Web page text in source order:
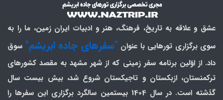
عشق و علاقه به تاریخ، فرهنگ، هنر و ادبیات ایران زمین، ما را به
سوی برگزاری تورهایی با عنوان "سفرهای جاده ابریشم" سوق
داد. از اوّلین برنامه سفر زمینی که از شهر مشهد به مقصد کشورهای
ترکمنستان، ازبکستان و تاجیکستان شروع شد، بیش بیست سال
گذشته است. در سال 1404 بیستمین سالگرد برگزاری این سفرها را